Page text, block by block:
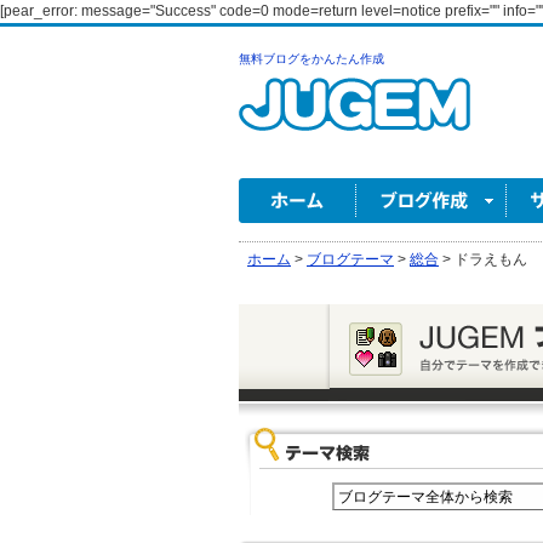
[pear_error: message="Success" code=0 mode=return level=notice prefix=""
無料ブログをかんたん作成
ホーム > ブログテーマ > 総合 > ドラえもん